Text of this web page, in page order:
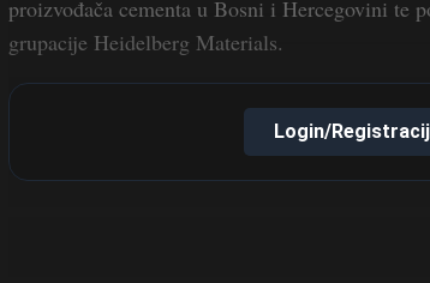
proizvođača cementa u Bosni i Hercegovini te
grupacije Heidelberg Materials.
Login/